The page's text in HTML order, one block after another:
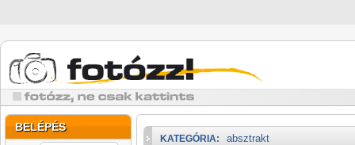
BELÉPÉS
KATEGÓRIA: absztrakt